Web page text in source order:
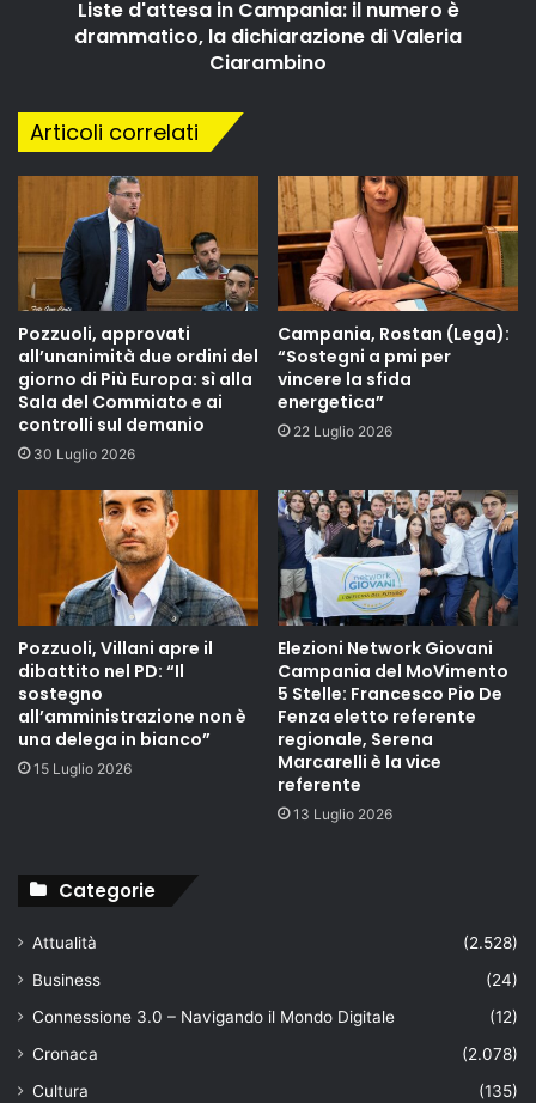
Liste d'attesa in Campania: il numero è
drammatico, la dichiarazione di Valeria
Ciarambino
Articoli correlati
Pozzuoli, approvati
all’unanimità due ordini del
giorno di Più Europa: sì alla
Sala del Commiato e ai
controlli sul demanio
30 Luglio 2026
Campania, Rostan (Lega):
“Sostegni a pmi per
vincere la sfida
energetica”
22 Luglio 2026
Pozzuoli, Villani apre il
dibattito nel PD: “Il
sostegno
all’amministrazione non è
una delega in bianco”
15 Luglio 2026
Elezioni Network Giovani
Campania del MoVimento
5 Stelle: Francesco Pio De
Fenza eletto referente
regionale, Serena
Marcarelli è la vice
referente
13 Luglio 2026
Categorie
Attualità
(2.528)
Business
(24)
Connessione 3.0 – Navigando il Mondo Digitale
(12)
Cronaca
(2.078)
Cultura
(135)